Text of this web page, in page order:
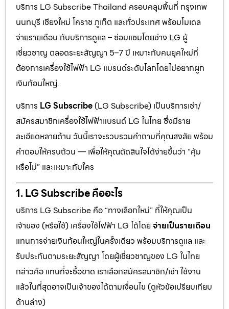
บริการ LG Subscribe Thailand ครอบคลุมพื้นที่ กรุงเทพ
นนทบุรี เชียงใหม่ โคราช ภูเก็ต และทั่วประเทศ พร้อมโมเดล
จ่ายรายเดือน กับบริการดูแล – ซ่อมแซมโดยช่าง LG ผู้
เชี่ยวชาญ ตลอดระยะสัญญา 5–7 ปี เหมาะกับคนยุคใหม่ที่
ต้องการเครื่องใช้ไฟฟ้า LG แบรนด์ระดับโลกโดยไม่อยากผูก
เงินก้อนใหญ่.
บริการ LG Subscribe(LG Subscribe) เป็นบริการเช่า/
สมัครสมาชิกเครื่องใช้ไฟฟ้าแบรนด์ LG ในไทย ซึ่งมีราย
ละเอียดหลายด้าน วันนี้เราจะรวบรวมคำถามที่คุณสงสัย พร้อม
คำตอบให้ครบถ้วน — เพื่อให้คุณตัดสินใจได้ง่ายขึ้นว่า “คุ้ม
หรือไม่” และเหมาะกับใคร
1. LG Subscribe คืออะไร
บริการ LG Subscribe คือ “ทางเลือกใหม่” ที่ให้คุณเป็น
เจ้าของ (หรือใช้) เครื่องใช้ไฟฟ้า LG ได้โดย จ่ายเป็นรายเดือน
แทนการจ่ายเงินก้อนใหญ่ในครั้งเดียว พร้อมบริการดูแล และ
รับประกันตามระยะสัญญา โดยผู้เชี่ยวชาญของ LG ในไทย
กล่าวคือ แทนที่จะซื้อขาด เราเลือกสมัครสมาชิก/เช่า ใช้งาน
แล้วในที่สุดอาจเป็นเจ้าของได้ตามเงื่อนไข (ดูหัวข้อเปรียบเทียบ
ด้านล่าง)